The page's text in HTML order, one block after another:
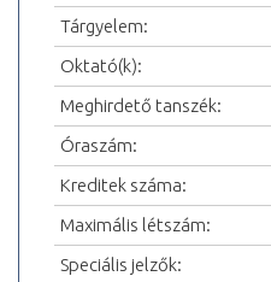
Tárgyelem:
Oktató(k):
Meghirdető tanszék:
Óraszám:
Kreditek száma:
Maximális létszám:
Speciális jelzők: